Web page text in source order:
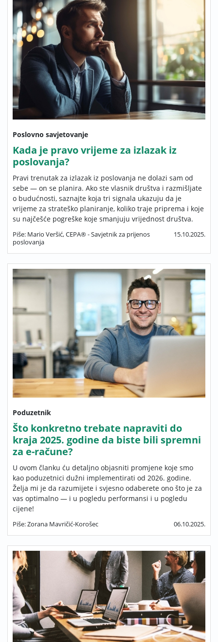
Poslovno savjetovanje
Kada je pravo vrijeme za izlazak iz
poslovanja?
Pravi trenutak za izlazak iz poslovanja ne dolazi sam od
sebe — on se planira. Ako ste vlasnik društva i razmišljate
o budućnosti, saznajte koja tri signala ukazuju da je
vrijeme za strateško planiranje, koliko traje priprema i koje
su najčešće pogreške koje smanjuju vrijednost društva.
Piše: Mario Veršić, CEPA® - Savjetnik za prijenos
poslovanja
15.10.2025.
Poduzetnik
Što konkretno trebate napraviti do
kraja 2025. godine da biste bili spremni
za e-račune?
U ovom članku ću detaljno objasniti promjene koje smo
kao poduzetnici dužni implementirati od 2026. godine.
Želja mi je da razumijete i svjesno odaberete ono što je za
vas optimalno — i u pogledu performansi i u pogledu
cijene!
Piše: Zorana Mavričić-Korošec 06.10.2025.